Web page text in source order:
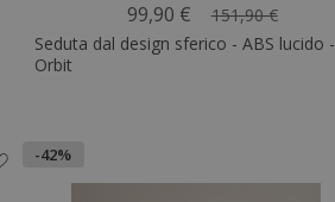
99,90 €
151,90 €
Seduta dal design sferico - ABS lucido -
Orbit
-42%